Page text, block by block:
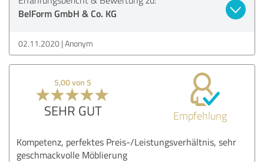
BelForm GmbH & Co. KG
02.11.2020 Anonym
5,00 von 5
SEHR GUT Empfehlung
Kompetenz, perfektes Preis-/Leistungsverhältnis, sehr
geschmackvolle Möblierung